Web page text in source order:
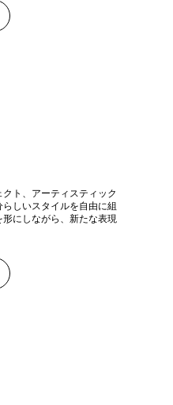
ト、アーティスティック
しいスタイルを自由に組
にしながら、新たな表現